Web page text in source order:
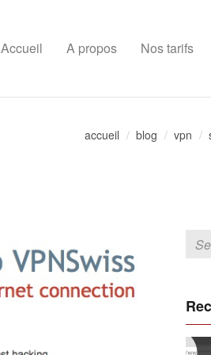
Accueil A propos Nos tarifs
accueil blog vpn